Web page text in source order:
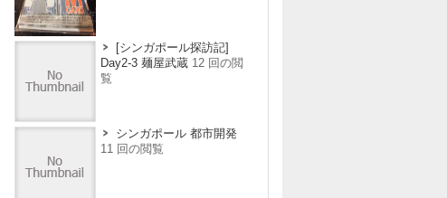
[シンガポール探訪記]
Day2-3 麺屋武蔵 12 回の閲
覧
シンガポール 都市開発
11 回の閲覧